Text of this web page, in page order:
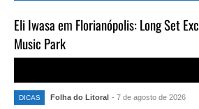
Eli Iwasa em Florianópolis: Long Set
Music Park
DICAS Folha do Litoral - 7 de agosto de 2026